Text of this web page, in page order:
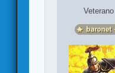
Veterano